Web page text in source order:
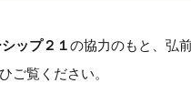
ップ２１の協力のもと、弘
ご覧ください。